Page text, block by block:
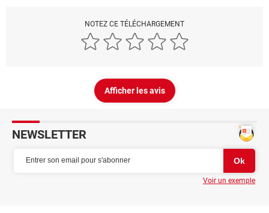
NOTEZ CE TÉLÉCHARGEMENT
Afficher les avis
NEWSLETTER
Voir un exemple